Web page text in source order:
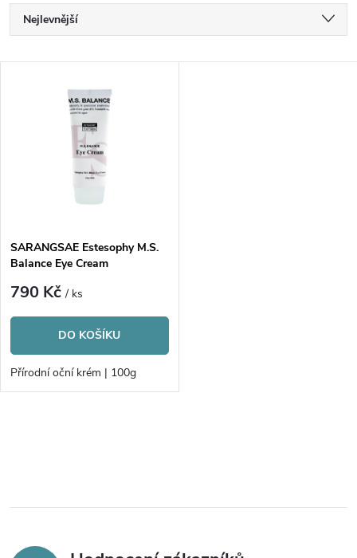
Ř
a
p
r
o
d
t
ů
Nejlevnější
Abecedně
s
p
r
o
d
t
SARANGSAE Estesophy M.S.
Balance Eye Cream
790 Kč/ ks
DO KOŠÍKU
Přírodní oční krém | 100g
l